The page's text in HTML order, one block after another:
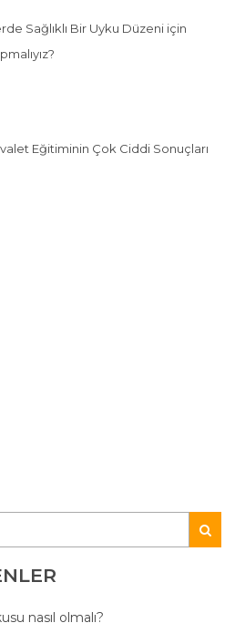
Sağlıklı Bir Uyku Düzeni için
Eğitiminin Çok Ciddi Sonuçları
nasıl olmalı?